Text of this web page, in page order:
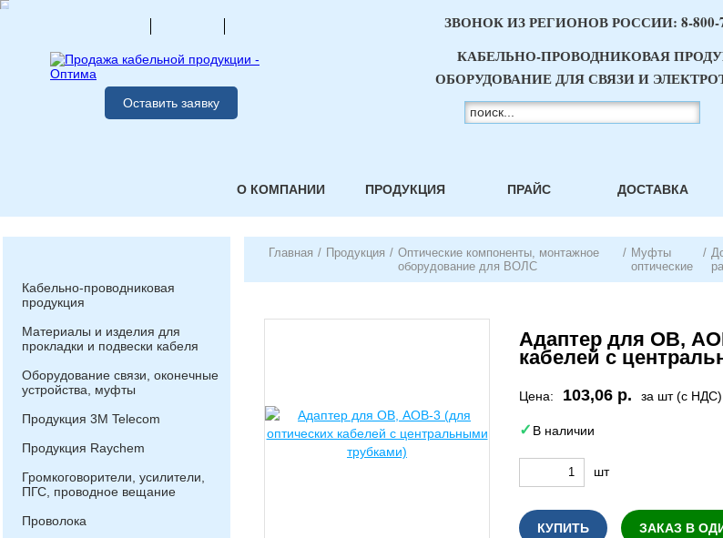
Оставить заявку
ЗВОНОК ИЗ РЕГИОНОВ РОССИИ: 8-800-
КАБЕЛЬНО-ПРОВОДНИКОВАЯ
ОБОРУДОВАНИЕ ДЛЯ СВЯЗИ И
О КОМПАНИИ ПРОДУКЦИЯ ПРАЙС ДОСТАВКА
Кабельно-проводниковая
продукция
Материалы и изделия для
прокладки и подвески кабеля
Оборудование связи, оконечные
устройства, муфты
Продукция 3М Telecom
Продукция Raychem
Громкоговорители, усилители,
ПГС, проводное вещание
Проволока
Главная / Продукция / Оптические компоненты, монтажное
оборудование для ВОЛС
/ Муфты
оптические
/
Адаптер для ОВ,
кабелей с
Цена: 103,06 р. за шт (с НДС)
В наличии
шт
КУПИТЬ ЗАКАЗ В